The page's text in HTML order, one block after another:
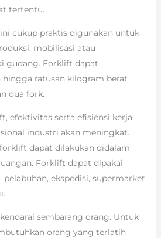
tertentu.
cukup praktis digunakan untuk
mobilisasi atau
gudang. Forklift dapat
ratusan kilogram berat
dua fork.
efektivitas serta efisiensi kerja
industri akan meningkat.
dapat dilakukan didalam
Forklift dapat dipakai
ekspedisi, supermarket
sembarang orang. Untuk
orang yang terlatih